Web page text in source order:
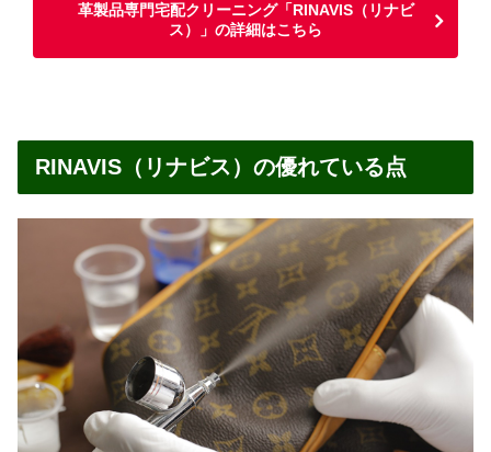
革製品専門宅配クリーニング「RINAVIS（リナビ
ス）」の詳細はこちら
RINAVIS（リナビス）の優れている点